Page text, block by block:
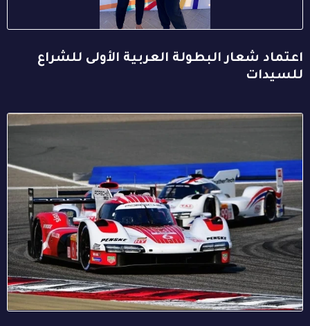
اعتماد شعار البطولة العربية الأولى للشراع
للسيدات